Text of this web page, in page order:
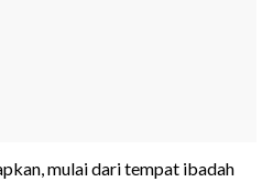
mulai dari tempat ibadah